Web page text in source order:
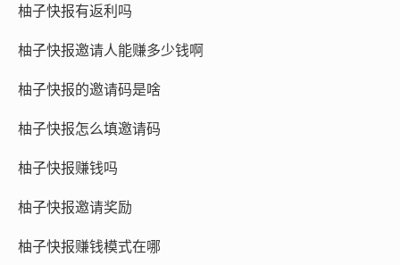
柚子快报有返利吗
柚子快报邀请人能赚多少钱啊
柚子快报的邀请码是啥
柚子快报怎么填邀请码
柚子快报赚钱吗
柚子快报邀请奖励
柚子快报赚钱模式在哪